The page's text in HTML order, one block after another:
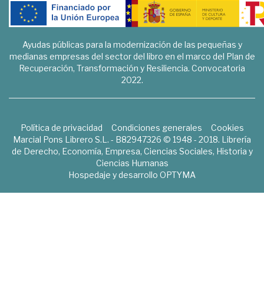
Ayudas públicas para la modernización de las pequeñas y
medianas empresas del sector del libro en el marco del Plan de
Recuperación, Transformación y Resiliencia. Convocatoria
2022.
Política de privacidad Condiciones generales
Cookies
Marcial Pons Librero S.L. - B82947326 © 1948 - 2018. Librería
de Derecho, Economía, Empresa, Ciencias Sociales, Historia y
Ciencias Humanas
Hospedaje y desarrollo OPTYMA